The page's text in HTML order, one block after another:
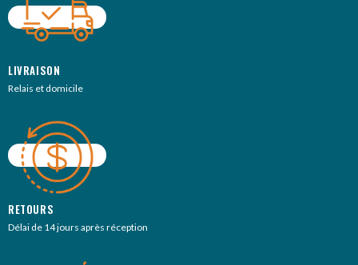
LIVRAISON
Relais et domicile
RETOURS
Délai de 14 jours après réception